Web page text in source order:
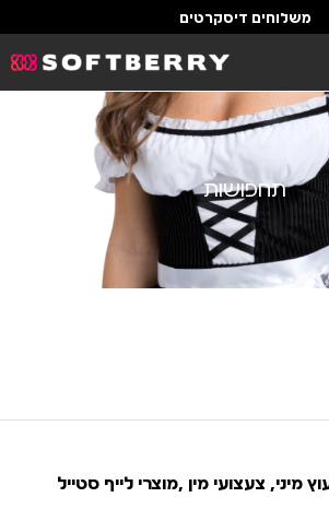
משלוחים דיסקרטים
תחפושות
מיני, צעצועי מין ,מוצרי לייף סטייל